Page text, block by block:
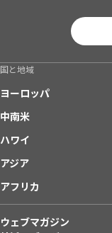
国と地域
ヨーロッパ
中南米
ハワイ
アジア
アフリカ
ウェブマガジン